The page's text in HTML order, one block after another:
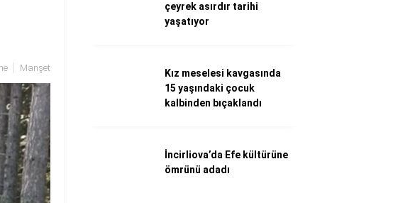
Aydın Haberleri
Aydın nöbetçi eczaneler
Aydın Sinema salonları
İletişim
Manşet
çeyrek asırdır tarihi
yaşatıyor
Kız meselesi kavgasında
15 yaşındaki çocuk
kalbinden bıçaklandı
İncirliova’da Efe kültürüne
ömrünü adadı